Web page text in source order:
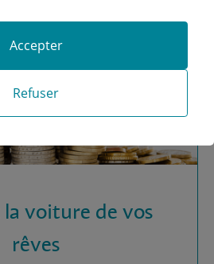
la voiture de vos
rêves
Refuser
Accepter